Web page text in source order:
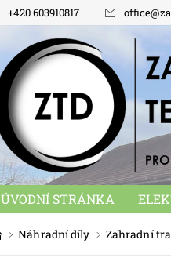
+420 603910817 office@
ÚVODNÍ STRÁNKA
NÁHRADNÍ DÍLY
Náhradní díly Zahradní